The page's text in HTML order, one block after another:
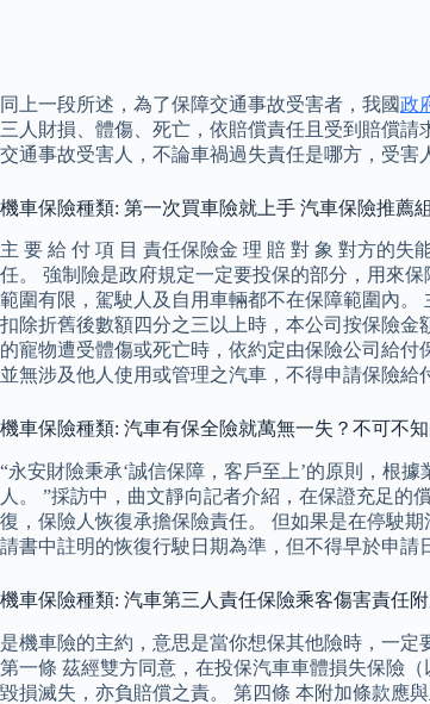
同上一段所述，為了保障交通事故受害者，我國政
三人財損、體傷、死亡，依賠償責任且受到賠償
交通事故受害人，不論車禍過失責任是哪方，受害
機車保險種類: 第一次買車險就上手 汽車保險推薦
主 要 給 付 項 目 責任保險金 理 賠 對 象 對方的
任。 強制險是政府規定一定要投保的部分，用來
範圍有限，駕駛人及自用車輛都不在保障範圍內
扣除折舊後數額四分之三以上時，本公司按保險
的寵物遭受體傷或死亡時，依約定由保險公司給
並無涉及他人使用或管理之汽車，不得申請保險給
機車保險種類: 汽車有保全險就萬無一失？不可不
“永安財險秉承‘誠信保障，客戶至上’的原則，根
人。 ”採訪中，曲文靜向記者介紹，在保證充足
復，保險人恢復承擔保險責任。 但如果是在停駛
請書中註明的恢復行駛日期為準，但不得早於申請
機車保險種類: 汽車第三人責任保險乘客傷害責任
是機車險的主約，意思是當你想保其他險時，一
第一條 茲經雙方同意，在投保汽車車體損失保險
毀損滅失，亦負賠償之責。 第四條 本附加條款應